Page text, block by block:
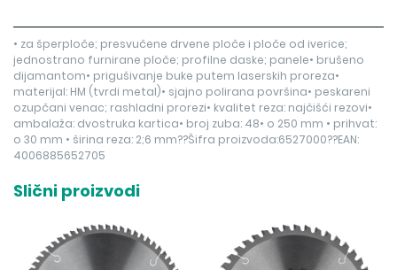
• za šperploče; presvučene drvene ploče i ploče od iverice;
jednostrano furnirane ploče; profilne daske; panele• brušeno
dijamantom• prigušivanje buke putem laserskih proreza•
materijal: HM (tvrdi metal)• sjajno polirana površina• peskareni
ozupčani venac; rashladni prorezi• kvalitet reza: najčišći rezovi•
ambalaža: dvostruka kartica• broj zuba: 48• o 250 mm • prihvat:
o 30 mm • širina reza: 2;6 mm??Šifra proizvoda:6527000??EAN:
4006885652705
Slični proizvodi